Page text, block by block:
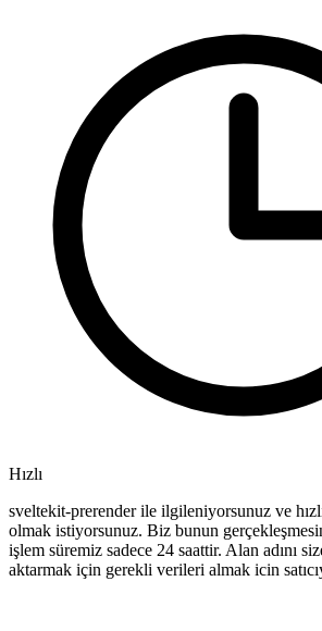
Hızlı
sveltekit-prerender ile ilgileniyorsunuz ve
olmak istiyorsunuz. Biz bunun
işlem süremiz sadece 24 saattir. Alan adını
aktarmak için gerekli verileri almak icin